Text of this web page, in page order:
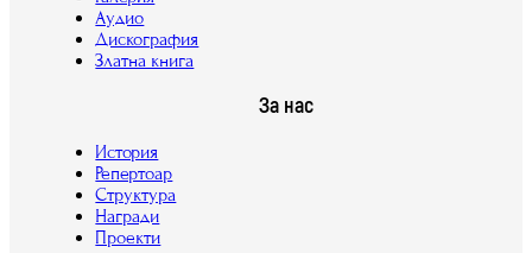
Аудио
Дискография
Златна книга
За нас
История
Репертоар
Структура
Награди
Проекти